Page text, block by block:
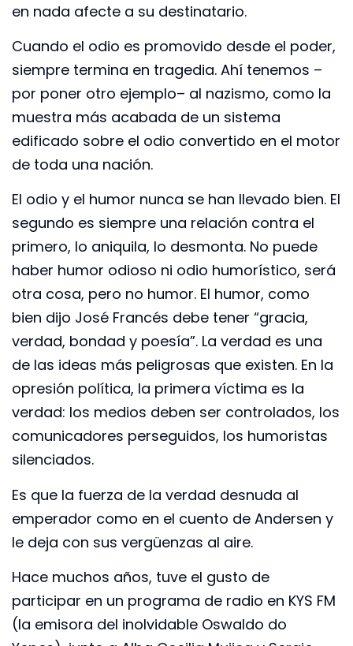
en nada afecte a su destinatario.
Cuando el odio es promovido desde el poder,
siempre termina en tragedia. Ahí tenemos –
por poner otro ejemplo– al nazismo, como la
muestra más acabada de un sistema
edificado sobre el odio convertido en el motor
de toda una nación.
El odio y el humor nunca se han llevado bien. El
segundo es siempre una relación contra el
primero, lo aniquila, lo desmonta. No puede
haber humor odioso ni odio humorístico, será
otra cosa, pero no humor. El humor, como
bien dijo José Francés debe tener “gracia,
verdad, bondad y poesía”. La verdad es una
de las ideas más peligrosas que existen. En la
opresión política, la primera víctima es la
verdad: los medios deben ser controlados, los
comunicadores perseguidos, los humoristas
silenciados.
Es que la fuerza de la verdad desnuda al
emperador como en el cuento de Andersen y
le deja con sus vergüenzas al aire.
Hace muchos años, tuve el gusto de
participar en un programa de radio en KYS FM
(la emisora del inolvidable Oswaldo do